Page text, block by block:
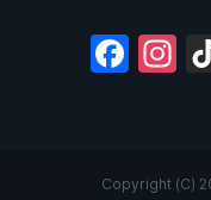
Copyright (C)